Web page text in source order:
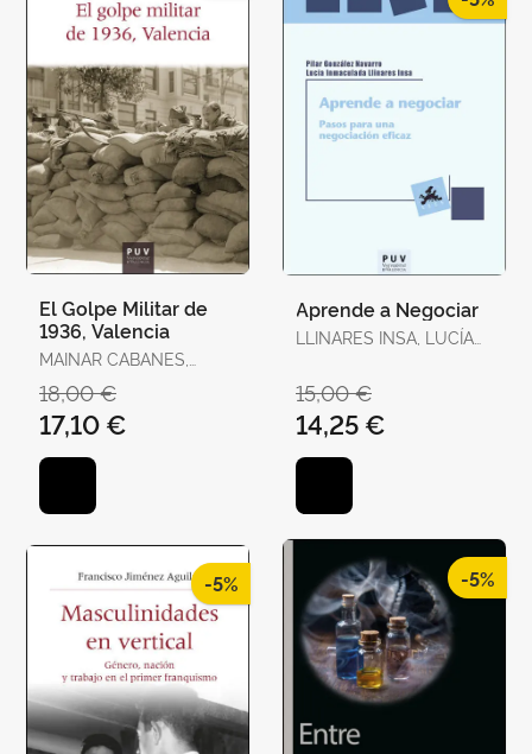
El Golpe Militar de
1936, Valencia
MAINAR CABANES,
18,00 €
17,10 €
Aprende a Negociar
LLINARES INSA, LUCÍA
PILAR
15,00 €
14,25 €
-5% -5%